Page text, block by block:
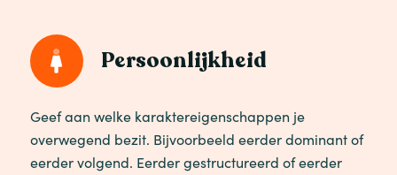
Persoonlijkheid
Geef aan welke karaktereigenschappen je
overwegend bezit. Bijvoorbeeld eerder dominant of
eerder volgend. Eerder gestructureerd of eerder